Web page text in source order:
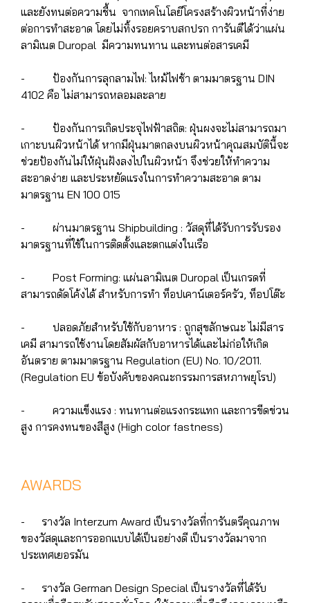
และยังทนต่อความชื้น จากเทคโนโลยีโครงสร้างผิวหน้าที่ง่าย
ต่อการทำสะอาด โดยไม่ทิ้งรอยคราบสกปรก การันตีได้ว่าแผ่น
ลามิเนต Duropal มีความทนทาน และทนต่อสารเคมี
- ป้องกันการลุกลามไฟ: ไหม้ไฟช้า ตามมาตรฐาน DIN
4102 คือ ไม่สามารถหลอมละลาย
- ป้องกันการเกิดประจุไฟฟ้าสถิต: ฝุ่นผงจะไม่สามารถมา
เกาะบนผิวหน้าได้ หากมีฝุ่นมาตกลงบนผิวหน้าคุณสมบัตินี้จะ
ช่วยป้องกันไม่ให้ฝุ่นฝังลงไปในผิวหน้า จึงช่วยให้ทำความ
สะอาดง่าย และประหยัดแรงในการทำความสะอาด ตาม
มาตรฐาน EN 100 015
- ผ่านมาตรฐาน Shipbuilding : วัสดุที่ได้รับการรับรอง
มาตรฐานที่ใช้ในการติดตั้งและตกแต่งในเรือ
- Post Forming: แผ่นลามิเนต Duropal เป็นเกรดที่
สามารถดัดโค้งได้ สำหรับการทำ ท็อปเคาน์เตอร์ครัว, ท็อปโต๊ะ
- ปลอดภัยสำหรับใช้กับอาหาร : ถูกสุขลักษณะ ไม่มีสาร
เคมี สามารถใช้งานโดยสัมผัสกับอาหารได้และไม่ก่อให้เกิด
อันตราย ตามมาตรฐาน Regulation (EU) No. 10/2011.
(Regulation EU ข้อบังคับของคณะกรรมการสหภาพยุโรป)
- ความแข็งแรง : ทนทานต่อแรงกระแทก และการขีดข่วน
สูง การคงทนของสีสูง (High color fastness)
AWARDS
- รางวัล Interzum Award เป็นรางวัลที่การันตรีคุณภาพ
ของวัสดุและการออกแบบได้เป็นอย่างดี เป็นรางวัลมาจาก
ประเทศเยอรมัน
- รางวัล German Design Special เป็นรางวัลที่ได้รับ